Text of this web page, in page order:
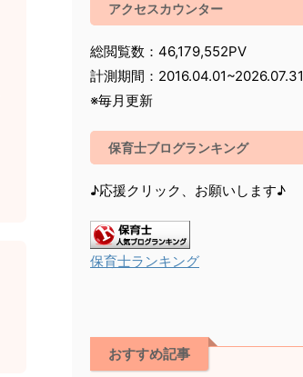
アクセスカウンター
総閲覧数：46,179,552PV
計測期間：2016.04.01~2026.07.31
※毎月更新
保育士ブログランキング
♪応援クリック、お願いします♪
保育士ランキング
おすすめ記事